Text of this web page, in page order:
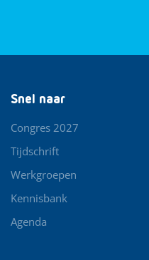
Snel naar
Congres 2027
Tijdschrift
Werkgroepen
Kennisbank
Agenda